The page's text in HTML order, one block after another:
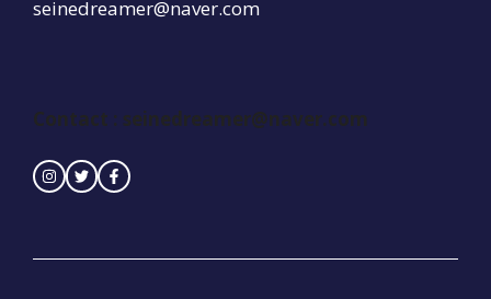
seinedreamer@naver.com
Contact : seinedreamer@naver.com